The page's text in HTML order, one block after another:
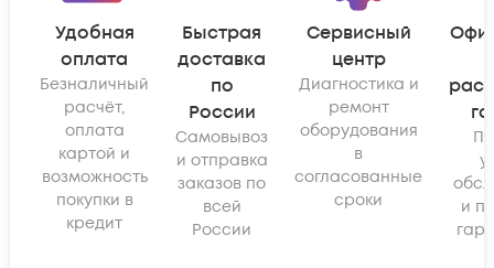
Удобная
оплата
Безналичный
расчёт,
оплата
картой и
возможность
покупки в
кредит
Быстрая
доставка
по
России
Самовывоз
и отправка
заказов по
всей
России
Сервисный
центр
Диагностика и
ремонт
оборудования
в
согласованные
сроки
и